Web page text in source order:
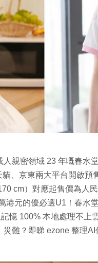
親密領域 23 年嘅春水
、京東兩大平台開啟預
cm）對應起售價為人
港元的優必選U1！春水
憶 100% 本地處理不上
難？即睇 ezone 整理